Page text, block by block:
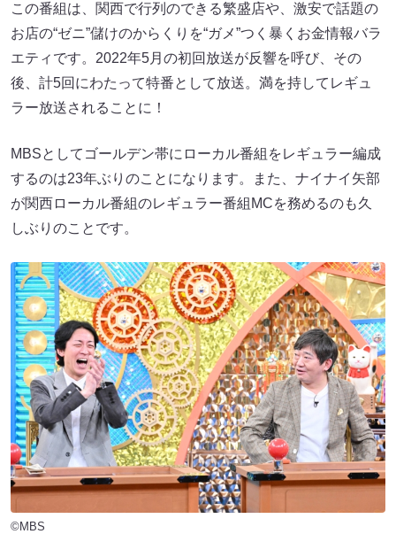
この番組は、関西で行列のできる繁盛店や、激安で話題の
お店の“ゼニ”儲けのからくりを“ガメ”つく暴くお金情報バラ
エティです。2022年5月の初回放送が反響を呼び、その
後、計5回にわたって特番として放送。満を持してレギュ
ラー放送されることに！
MBSとしてゴールデン帯にローカル番組をレギュラー編成
するのは23年ぶりのことになります。また、ナイナイ矢部
が関西ローカル番組のレギュラー番組MCを務めるのも久
しぶりのことです。
©MBS